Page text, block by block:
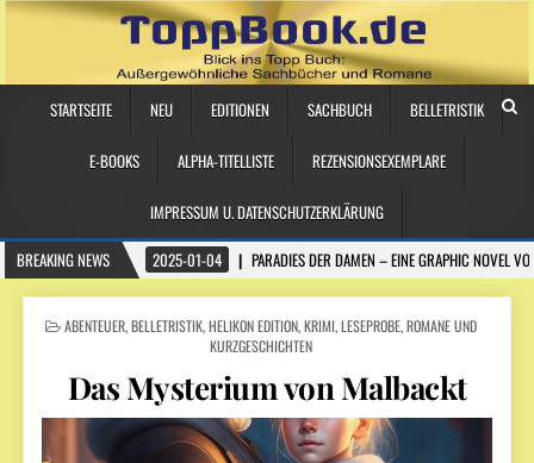
STARTSEITE NEU EDITIONEN SACHBUCH BELLETRISTIK
E-BOOKS ALPHA-TITELLISTE REZENSIONSEXEMPLARE
IMPRESSUM U. DATENSCHUTZERKLÄRUNG
BREAKING NEWS
2025-01-04 PARADIES DER DAMEN – EINE GRAPHIC NOVEL
POSTED
ABENTEUER,BELLETRISTIK,HELIKON EDITION,KRIMI,LESEPROBE,ROMANE UND
KURZGESCHICHTEN
Das Mysterium von Malbackt